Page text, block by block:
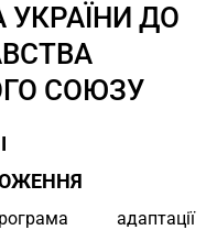
ДО
СОЮЗУ
адаптації